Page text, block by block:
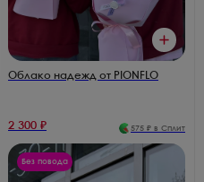
Облако надежд от PIONFLO
2 300 ₽ 575 ₽ в Сплит
Без повода